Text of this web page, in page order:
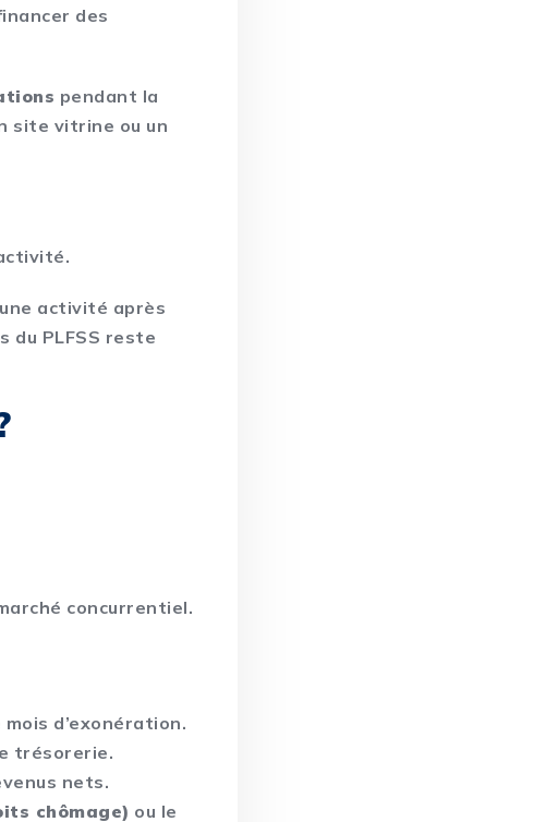
des
pendant la
site vitrine ou un
activité après
du PLFSS reste
concurrentiel.
d’exonération.
trésorerie.
nets.
chômage) ou le